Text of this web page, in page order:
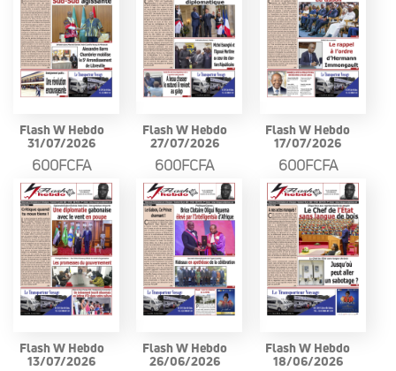
Flash W Hebdo
31/07/2026
600FCFA
Flash W Hebdo
27/07/2026
600FCFA
Flash W Hebdo
17/07/2026
600FCFA
Flash W Hebdo
13/07/2026
Flash W Hebdo
26/06/2026
Flash W Hebdo
18/06/2026